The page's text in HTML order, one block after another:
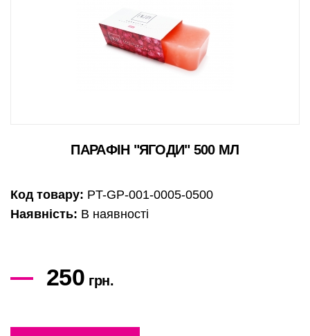
ПАРАФІН "ЯГОДИ" 500 МЛ
Код товару: PT-GP-001-0005-0500
Наявність: В наявності
250 грн.